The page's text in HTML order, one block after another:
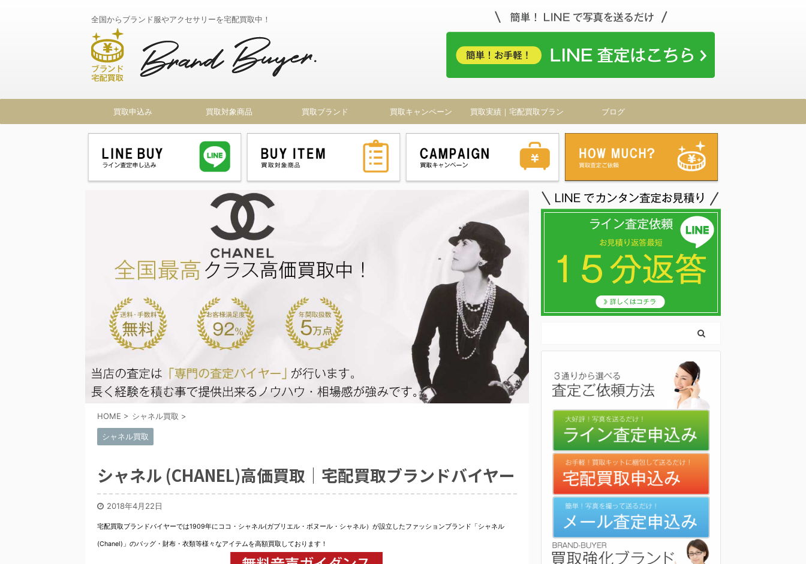
全国からブランド服やアクセサリーを宅配買取中！
買取申込み 買取対象商品 買取ブランド 買取キャンペーン 買取実績｜宅配買取ブラン
ドバイヤー
ブログ
HOME > シャネル買取 >
シャネル買取
シャネル (CHANEL)高価買取｜宅配買取ブランドバイヤー
2018年4月22日
宅配買取ブランドバイヤーでは1909年にココ・シャネル(ガブリエル・ボヌール・シャネル）が設立したファッションブランド「シャネル
(Chanel)」のバッグ・財布・衣類等様々なアイテムを高額買取しております！